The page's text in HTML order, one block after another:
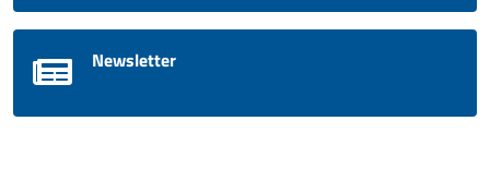
Newsletter